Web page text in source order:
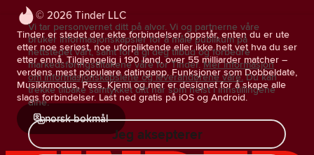
© 2026 Tinder LLC
Tinder er stedet der ekte forbindelser oppstår, enten du er ute
etter noe seriøst, noe uforpliktende eller ikke helt vet hva du ser
etter ennå. Tilgjengelig i 190 land, over 55 milliarder matcher –
verdens mest populære datingapp. Funksjoner som Dobbeldate,
Musikkmodus, Pass, Kjemi og mer er designet for å skape alle
slags forbindelser. Last ned gratis på iOS og Android.
norsk bokmål
Vi tar personvernet ditt på alvor. Vi og partnerne våre
bruker informasjonskapsler for å måle publikum på
nettstedet vårt, samt for å gi deg tilbud og forbedre
markedsføringstiltakene våre for Tinder. Mer informasjon
om informasjonskapslene og leverandørene våre. Du kan
trekke tilbake samtykket ditt når som helst i innstillingene
dine.
Jeg aksepterer